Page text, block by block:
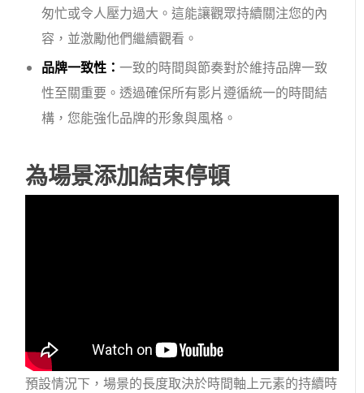
匆忙或令人壓力過大。這能讓觀眾持續關注您的內
容，並激勵他們繼續觀看。
品牌一致性：一致的時間與節奏對於維持品牌一致
性至關重要。透過確保所有影片遵循統一的時間結
構，您能強化品牌的形象與風格。
為場景添加結束停頓
預設情況下，場景的長度取決於時間軸上元素的持續時